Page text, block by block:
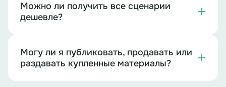
Можно ли получить все сценарии
дешевле?
Могу ли я публиковать, продавать или
раздавать купленные материалы?